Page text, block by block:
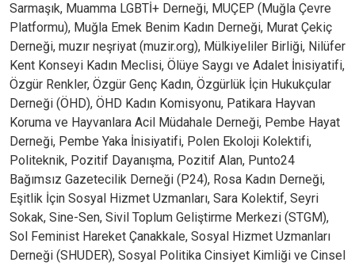
Sarmaşık, Muamma LGBTİ+ Derneği, MUÇEP (Muğla Çevre
Platformu), Muğla Emek Benim Kadın Derneği, Murat Çekiç
Derneği, muzır neşriyat (muzir.org), Mülkiyeliler Birliği, Nilüfer
Kent Konseyi Kadın Meclisi, Ölüye Saygı ve Adalet İnisiyatifi,
Özgür Renkler, Özgür Genç Kadın, Özgürlük İçin Hukukçular
Derneği (ÖHD), ÖHD Kadın Komisyonu, Patikara Hayvan
Koruma ve Hayvanlara Acil Müdahale Derneği, Pembe Hayat
Derneği, Pembe Yaka İnisiyatifi, Polen Ekoloji Kolektifi,
Politeknik, Pozitif Dayanışma, Pozitif Alan, Punto24
Bağımsız Gazetecilik Derneği (P24), Rosa Kadın Derneği,
Eşitlik İçin Sosyal Hizmet Uzmanları, Sara Kolektif, Seyri
Sokak, Sine-Sen, Sivil Toplum Geliştirme Merkezi (STGM),
Sol Feminist Hareket Çanakkale, Sosyal Hizmet Uzmanları
Derneği (SHUDER), Sosyal Politika Cinsiyet Kimliği ve Cinsel